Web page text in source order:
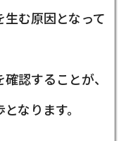
む原因となって
認することが、
なります。